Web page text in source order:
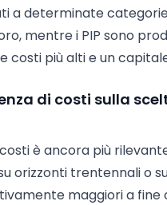
a determinate
mentre i PIP sono
costi più alti e un
di costi sulla
è ancora più
orizzonti trentennali o
maggiori a fine